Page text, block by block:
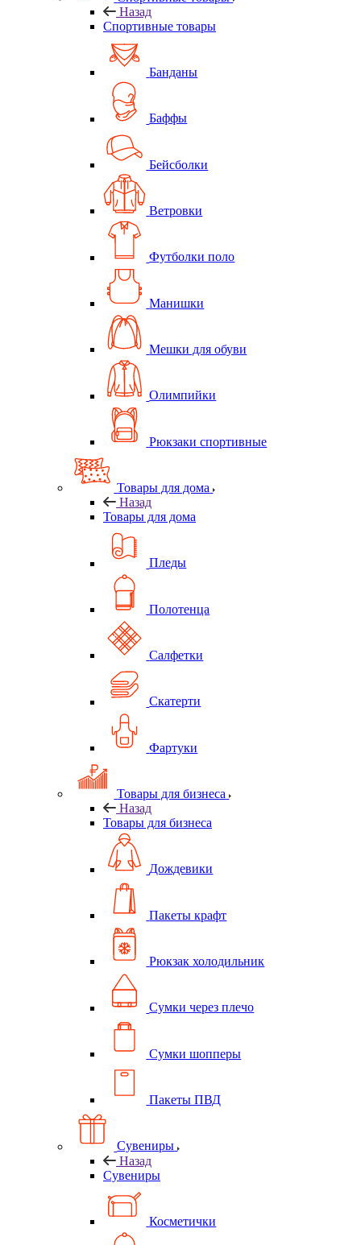
Назад
Спортивные товары
Банданы
Баффы
Бейсболки
Ветровки
Футболки поло
Манишки
Мешки для обуви
Олимпийки
Рюкзаки спортивные
Товары для дома
Назад
Товары для дома
Пледы
Полотенца
Салфетки
Скатерти
Фартуки
Товары для бизнеса
Назад
Товары для бизнеса
Дождевики
Пакеты крафт
Рюкзак холодильник
Сумки через плечо
Сумки шопперы
Пакеты ПВД
Сувениры
Назад
Сувениры
Косметички